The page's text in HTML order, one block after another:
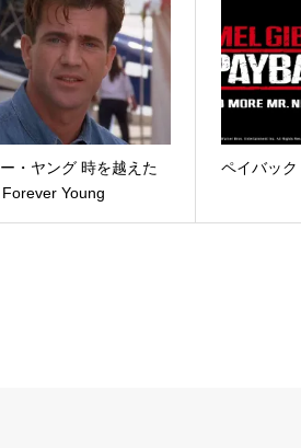
・ヤング 時を越えた
Young
ペイバッ